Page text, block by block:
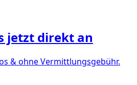
jetzt direkt an
& ohne Vermittlungsgebühr.